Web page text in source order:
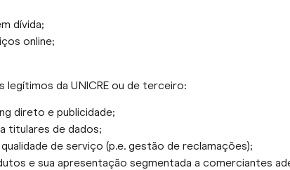
dívida;
online;
legítimos da UNICRE ou de terceiro:
direto e publicidade;
titulares de dados;
de serviço (p.e. gestão de reclamações);
e sua apresentação segmentada a comerciantes